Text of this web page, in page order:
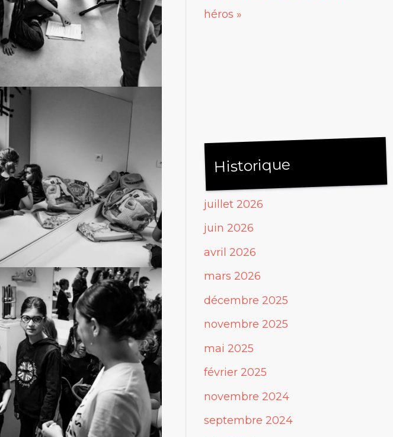
héros »
Historique
juillet 2026
juin 2026
avril 2026
mars 2026
décembre 2025
novembre 2025
mai 2025
février 2025
novembre 2024
septembre 2024